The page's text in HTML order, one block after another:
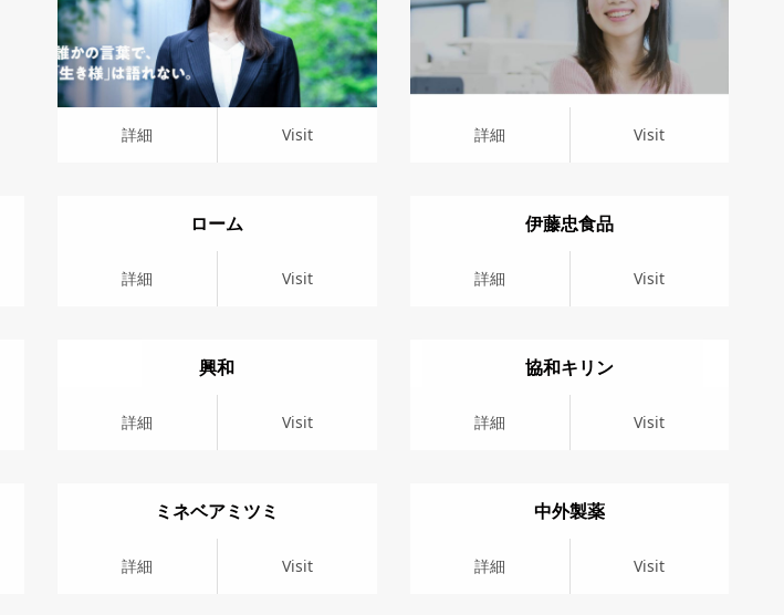
詳細 Visit
詳細 Visit
詳細 Visit
詳細 Visit
ローム
Visit
詳細 Visit
伊藤忠食品
Visit
詳細 Visit
興和
Visit
詳細 Visit
協和キリン
Visit
詳細 Visit
ミネベアミツミ
Visit
詳細 Visit
中外製薬
Visit
詳細 Visit